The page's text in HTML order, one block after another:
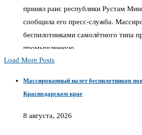
принял раис республики Рустам
сообщила его пресс-служба.
беспилотниками самолётного типа
промышленную …
Load More Posts
Массированный налет беспилотников
Краснодарском крае
8 августа, 2026